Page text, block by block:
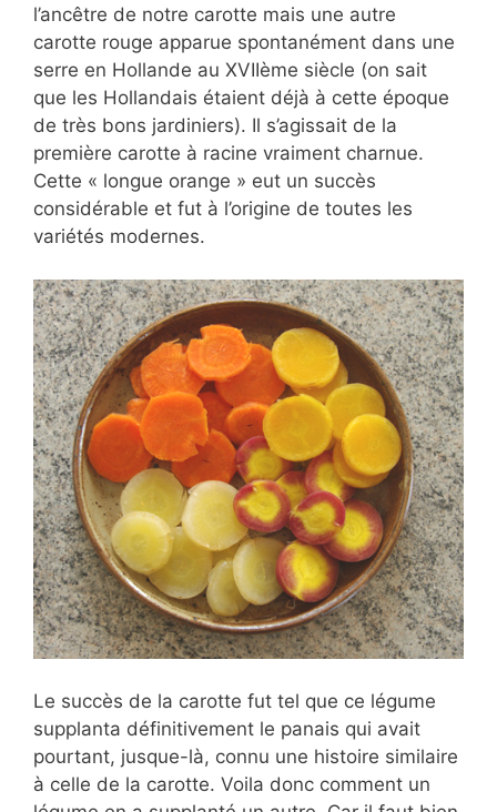
l’ancêtre de notre carotte mais une autre
carotte rouge apparue spontanément dans une
serre en Hollande au XVIIème siècle (on sait
que les Hollandais étaient déjà à cette époque
de très bons jardiniers). Il s’agissait de la
première carotte à racine vraiment charnue.
Cette « longue orange » eut un succès
considérable et fut à l’origine de toutes les
variétés modernes.
Le succès de la carotte fut tel que ce légume
supplanta définitivement le panais qui avait
pourtant, jusque-là, connu une histoire similaire
à celle de la carotte. Voila donc comment un